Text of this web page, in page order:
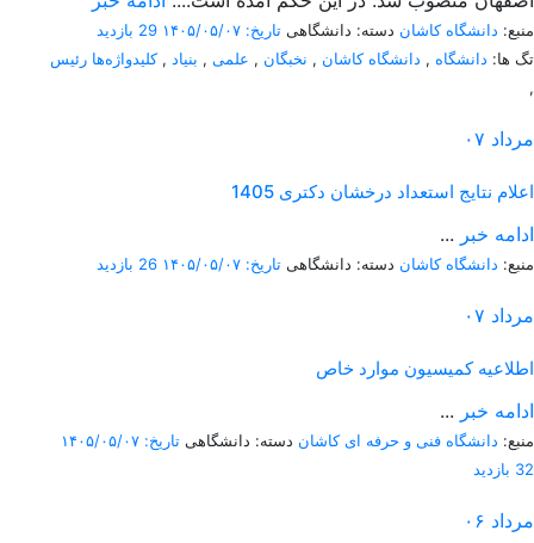
منبع: دانشگاه کاشان دسته: دانشگاهی تاریخ: ۱۴۰۵/۰۵/۰۷
29 بازدید
تگ ها: دانشگاه , دانشگاه کاشان , نخبگان , علمی , بنیاد ,کلیدواژه‌ها رئیس
,
۰۷ مرداد
اعلام نتایج استعداد درخشان دکتری 1405
... ادامه خبر
منبع: دانشگاه کاشان دسته: دانشگاهی تاریخ: ۱۴۰۵/۰۵/۰۷ 26 بازدید
۰۷ مرداد
اطلاعیه کمیسیون موارد خاص
... ادامه خبر
منبع: دانشگاه فنی و حرفه ای کاشان دسته: دانشگاهی تاریخ: ۱۴۰۵/۰۵/۰۷
32 بازدید
۰۶ مرداد